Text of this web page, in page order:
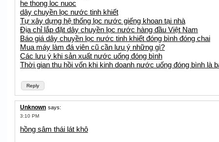
Reply
he thong loc nuoc
dây chuyền lọc nước tinh khiết
Tự xây dựng hệ thống lọc nước giếng khoan tại nhà
Địa chỉ lắp đặt dây chuyền lọc nước hàng đầu Việt Nam
Báo giá dây chuyền lọc nước tinh khiết đóng bình đóng chai
Mua máy làm đá viên cũ cần lưu ý những gì?
Các lưu ý khi sản xuất nước uống đóng bình
Thời gian thu hồi vốn khi kinh doanh nước uống đóng bình là
Unknown says:
3:10 PM
hồng sâm thái lát khô